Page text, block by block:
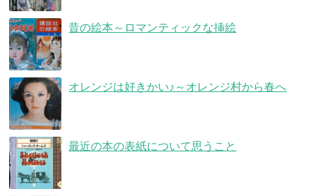
昔の絵本～ロマンティックな挿絵
オレンジは好きかい♪～オレンジ村から春へ
最近の本の表紙について思うこと